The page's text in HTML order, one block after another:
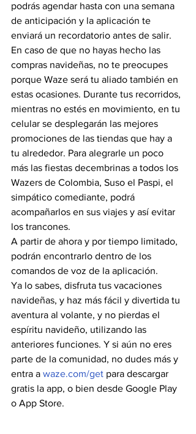
podrás agendar hasta con una semana
de anticipación y la aplicación te
enviará un recordatorio antes de salir.
En caso de que no hayas hecho las
compras navideñas, no te preocupes
porque Waze será tu aliado también en
estas ocasiones. Durante tus recorridos,
mientras no estés en movimiento, en tu
celular se desplegarán las mejores
promociones de las tiendas que hay a
tu alrededor. Para alegrarle un poco
más las fiestas decembrinas a todos los
Wazers de Colombia, Suso el Paspi, el
simpático comediante, podrá
acompañarlos en sus viajes y así evitar
los trancones.
A partir de ahora y por tiempo limitado,
podrán encontrarlo dentro de los
comandos de voz de la aplicación.
Ya lo sabes, disfruta tus vacaciones
navideñas, y haz más fácil y divertida tu
aventura al volante, y no pierdas el
espíritu navideño, utilizando las
anteriores funciones. Y si aún no eres
parte de la comunidad, no dudes más y
entra a waze.com/get para descargar
gratis la app, o bien desde Google Play
o App Store.